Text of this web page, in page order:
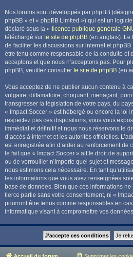
Nos forums sont développés par phpBB
phpBB » et « phpBB Limited ») qui est un
déclaré sous la « licence publique générale
téléchargé sur le site de phpBB (en anglais). Le
de faciliter les discussions sur internet et
être tenu comme responsable de la conduite et
acceptons et que nous n’acceptons pas. Pour
phpBB, veuillez consulter le site de phpBB (en
Vous acceptez de ne publier aucun contenu à
vulgaire, diffamatoire, choquant, menaçant,
transgresser la législation de votre pays, du
« Impact Soccer » est hébergé ou encore la loi
respectez pas ces dispositions, vous vous
immédiat et définitif et nous nous réservons le
d’accès à internet et les autorités officielles.
est enregistrée afin d’aider au renforcement de
le fait que « Impact Soccer » ait le droit de
ou de verrouiller n’importe quel sujet et
nous estimons cela nécessaire. En tant
les informations que vous avez renseignées
base de données. Bien que ces informations
tierce partie sans votre consentement, ni «
pourront être tenus comme responsables en
informatique visant à compromettre vos